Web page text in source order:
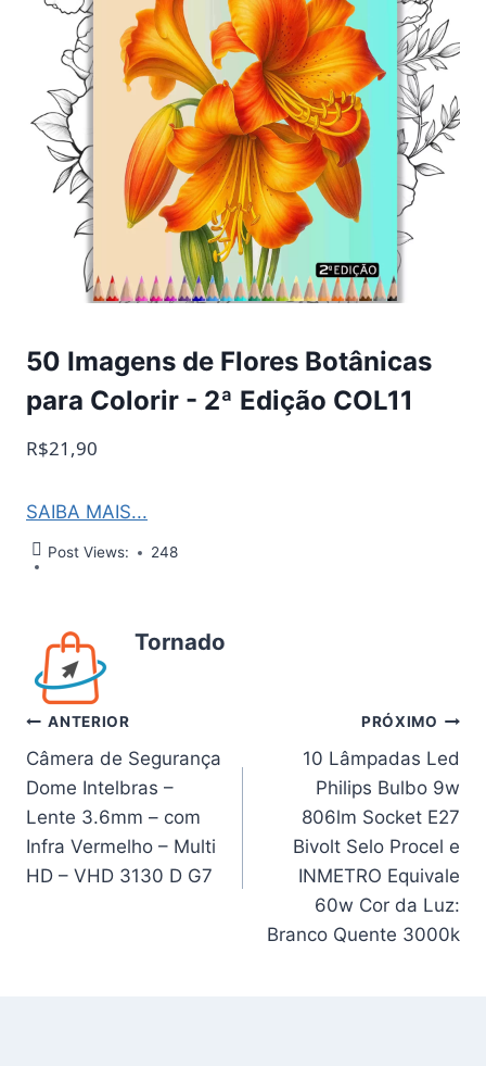
50 Imagens de Flores Botânicas
para Colorir - 2ª Edição COL11
R$21,90
SAIBA MAIS...
Post Views: 248
Tornado
Navegação
de
Post
ANTERIOR
Câmera de Segurança
Dome Intelbras –
Lente 3.6mm – com
Infra Vermelho – Multi
HD – VHD 3130 D G7
PRÓXIMO
10 Lâmpadas Led
Philips Bulbo 9w
806lm Socket E27
Bivolt Selo Procel e
INMETRO Equivale
60w Cor da Luz:
Branco Quente 3000k